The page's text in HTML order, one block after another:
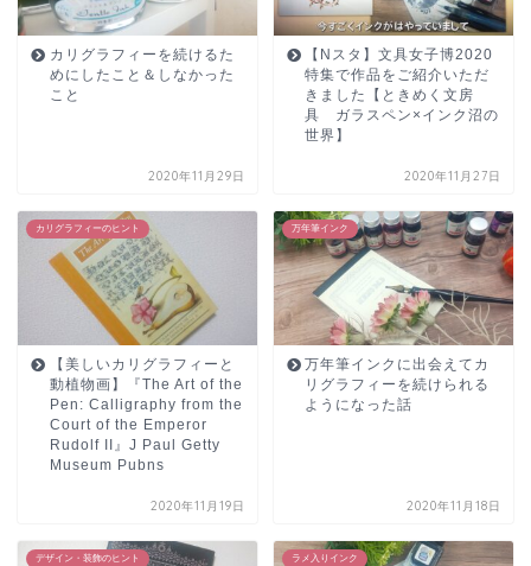
カリグラフィーを続けるた
めにしたこと＆しなかった
こと
2020年11月29日
【Nスタ】文具女子博2020
特集で作品をご紹介いただ
きました【ときめく文房
具 ガラスペン×インク沼の
世界】
2020年11月27日
カリグラフィーのヒント
【美しいカリグラフィーと
動植物画】『The Art of the
Pen: Calligraphy from the
Court of the Emperor
Rudolf II』J Paul Getty
Museum Pubns
2020年11月19日
万年筆インク
万年筆インクに出会えてカ
リグラフィーを続けられる
ようになった話
2020年11月18日
デザイン・装飾のヒント ラメ入りインク